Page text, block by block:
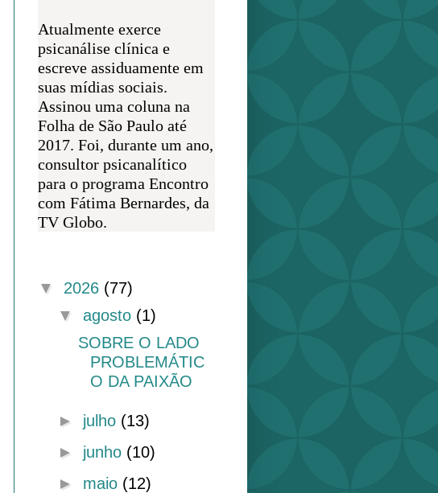
Atualmente exerce
psicanálise clínica e
escreve assiduamente em
suas mídias sociais.
Assinou uma coluna na
Folha de São Paulo até
2017. Foi, durante um ano,
consultor psicanalítico
para o programa Encontro
com Fátima Bernardes, da
TV Globo.
▼ 2026 (77)
▼ agosto (1)
SOBRE O LADO
PROBLEMÁTIC
O DA PAIXÃO
► julho (13)
► junho (10)
► maio (12)